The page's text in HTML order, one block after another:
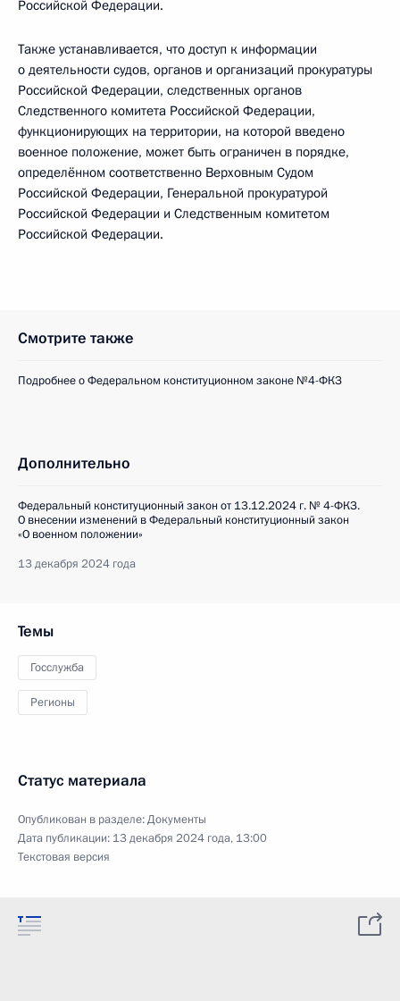
Российской Федерации.
Также устанавливается, что доступ к информации
о деятельности судов, органов и организаций прокуратуры
Российской Федерации, следственных органов
Следственного комитета Российской Федерации,
функционирующих на территории, на которой введено
военное положение, может быть ограничен в порядке,
определённом соответственно Верховным Судом
Российской Федерации, Генеральной прокуратурой
Российской Федерации и Следственным комитетом
Российской Федерации.
Смотрите также
Подробнее о Федеральном конституционном законе №4-ФКЗ
Дополнительно
Федеральный конституционный закон от 13.12.2024 г. № 4-ФКЗ.
О внесении изменений в Федеральный конституционный закон
«О военном положении»
13 декабря 2024 года
Темы
Госслужба
Регионы
Статус материала
Опубликован в разделе:Документы
Дата публикации: 13 декабря 2024 года, 13:00
Текстовая версия